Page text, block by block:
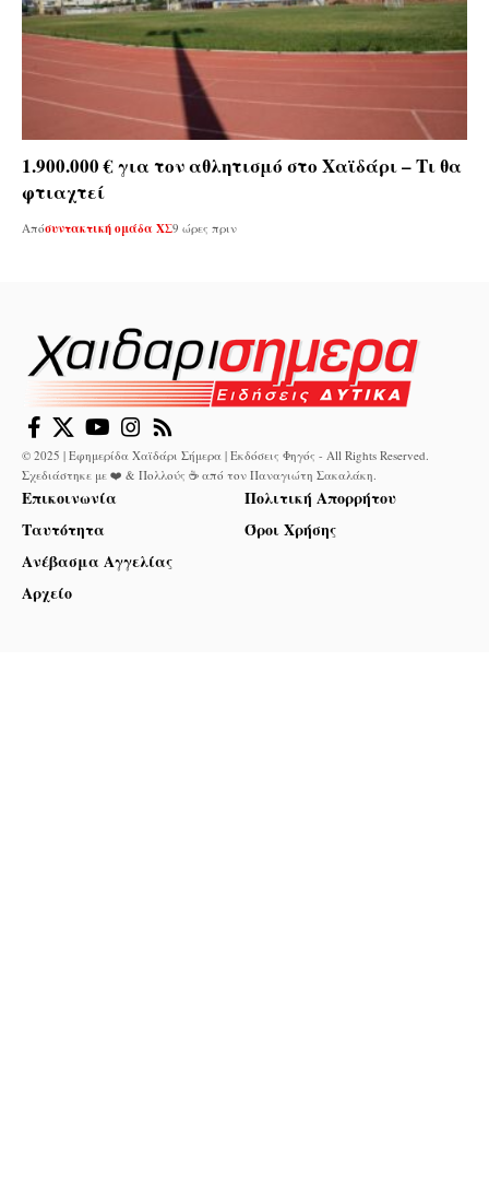
1.900.000 € για τον αθλητισμό στο Χαϊδάρι – Τι θα
φτιαχτεί
Απόσυντακτική ομάδα ΧΣ9 ώρες πριν
© 2025 | Εφημερίδα Χαϊδάρι Σήμερα | Εκδόσεις Φηγός - All Rights Reserved.
Σχεδιάστηκε με ❤️ & Πολλούς ☕ από τον Παναγιώτη Σακαλάκη.
Επικοινωνία
Ταυτότητα
Ανέβασμα Αγγελίας
Αρχείο
Πολιτική Απορρήτου
Όροι Χρήσης